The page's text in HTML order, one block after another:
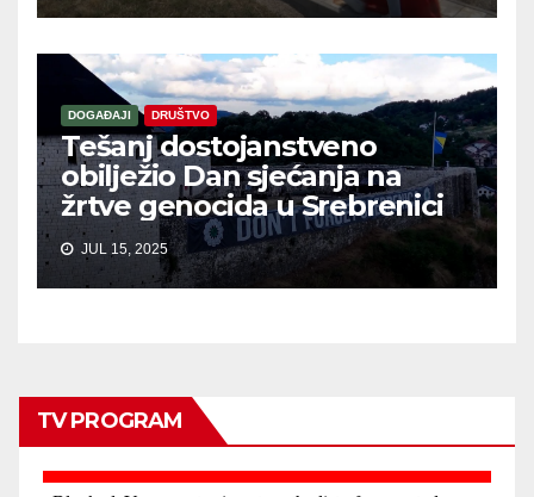
DOGAĐAJI DRUŠTVO
Tešanj dostojanstveno
obilježio Dan sjećanja na
žrtve genocida u Srebrenici
JUL 15, 2025
TV PROGRAM